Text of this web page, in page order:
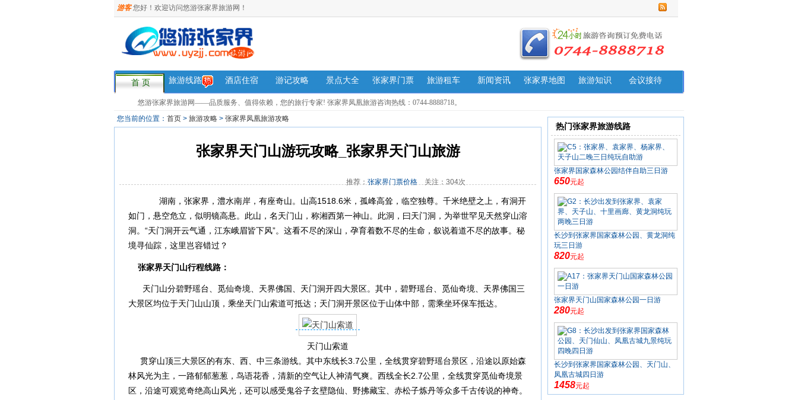
游客您好！欢迎访问悠游张家界旅游网！
首 页
悠游张家界旅游网——品质服务、值得依赖，您的旅行专家! 张家界凤凰旅游咨询热线：0744-8888718。
旅游线路 酒店住宿 游记攻略 景点大全 张家界门票 旅游租车 新闻资讯 张家界地图 旅游知识 会议接待
您当前的位置： 首页 > 旅游攻略 > 张家界凤凰旅游攻略
张家界天门山游玩攻略_张家界天门山旅游
推荐： 张家界门票价格 关注：304次
湖南，张家界，澧水南岸，有座奇山。山高1518.6米，孤峰高耸，临空独尊。千米绝壁之上，有洞开
如门，悬空危立，似明镜高悬。此山，名天门山，称湘西第一神山。此洞，曰天门洞，为举世罕见天然穿山溶
洞。“天门洞开云气通，江东峨眉皆下风”。这看不尽的深山，孕育着数不尽的生命，叙说着道不尽的故事。秘
境寻仙踪，这里岂容错过？
张家界天门山行程线路：
天门山分碧野瑶台、觅仙奇境、天界佛国、天门洞开四大景区。其中，碧野瑶台、觅仙奇境、天界佛国三
大景区均位于天门山山顶，乘坐天门山索道可抵达；天门洞开景区位于山体中部，需乘坐环保车抵达。
天门山索道
贯穿山顶三大景区的有东、西、中三条游线。其中东线长3.7公里，全线贯穿碧野瑶台景区，沿途以原始森
林风光为主，一路郁郁葱葱，鸟语花香，清新的空气让人神清气爽。西线全长2.7公里，全线贯穿觅仙奇境景
区，沿途可观览奇绝高山风光，还可以感受鬼谷子玄壁隐仙、野拂藏宝、赤松子炼丹等众多千古传说的神奇。
热门张家界旅游线路
张家界国家森林公园结伴自助三日游
650元起
长沙到张家界国家森林公园、黄龙洞纯
玩三日游
820元起
张家界天门山国家森林公园一日游
280元起
长沙到张家界国家森林公园、天门山、
凤凰古城四日游
1458元起